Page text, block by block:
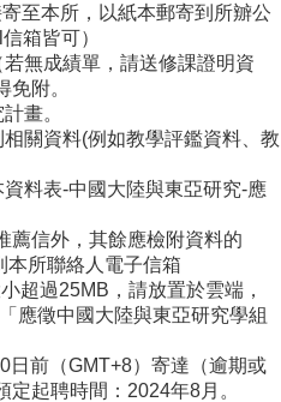
至本所，以紙本郵寄到所辧公
箱皆可）
無成績單，請送修課證明資
附。
畫。
關資料(例如教學評鑑資料、教
料表-中國大陸與東亞研究-應
薦信外，其餘應檢附資料的
本所聯絡人電子信箱
超過25MB，請放置於雲端，
應徵中國大陸與東亞研究學組
日前（GMT+8）寄達（逾期或
起聘時間：2024年8月。